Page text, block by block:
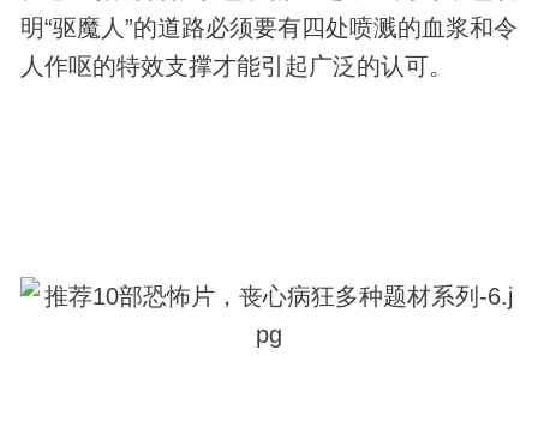
明“驱魔人”的道路必须要有四处喷溅的血浆和令
人作呕的特效支撑才能引起广泛的认可。